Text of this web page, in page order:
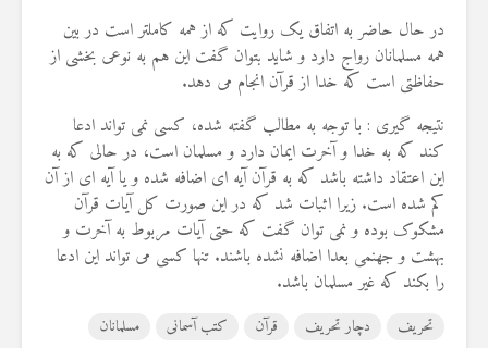
در حال حاضر به اتفاق یک روایت که از همه کاملتر است در بین
همه مسلمانان رواج دارد و شاید بتوان گفت این هم به نوعی بخشی از
حفاظتی است که خدا از قرآن انجام می دهد.
نتیجه گیری : با توجه به مطالب گفته شده، کسی نمی تواند ادعا
کند که به خدا و آخرت ایمان دارد و مسلمان است، در حالی که به
این اعتقاد داشته باشد که به قرآن آیه ای اضافه شده و یا آیه ای از آن
کم شده است. زیرا اثبات شد که در این صورت کل آیات قرآن
مشکوک بوده و نمی توان گفت که حتی آیات مربوط به آخرت و
بهشت و جهنمی بعدا اضافه نشده باشند. تنها کسی می تواند این ادعا
را بکند که غیر مسلمان باشد.
تحریف دچار تحریف قرآن کتب آسمانی مسلمانان